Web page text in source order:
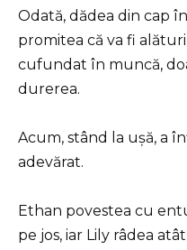
Odată, dădea din cap
promitea că va fi
cufundat în muncă,
durerea.
Acum, stând la ușă, a
adevărat.
Ethan povestea cu
pe jos, iar Lily râdea